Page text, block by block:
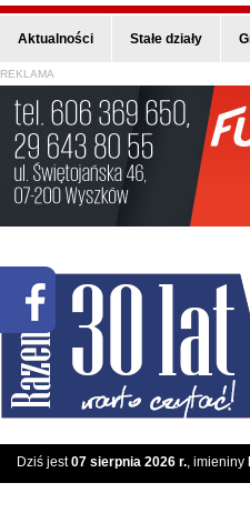
Aktualności Stałe działy
REKLAMA
Dziś jest07 sierpnia 2026 r., imieniny